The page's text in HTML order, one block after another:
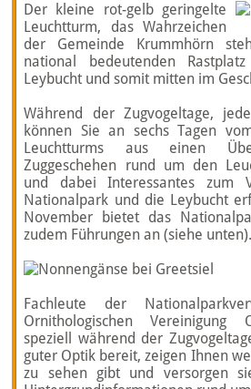
Der kleine rot-­gelb gerin­gelte
Leucht­turm, das Wahr­zeich­en
der Gemeinde Krumm­hörn
national bedeu­tenden
Leybucht und somit mitten im
Während der Zugvogeltage,
können Sie an sechs Tagen
Leuchtturms aus einen
Zuggeschehen rund um den
und dabei Interessantes zum
Nationalpark und die Leybucht
November bietet das
zudem Führungen an (siehe unten).
Fachleute der
Ornithologischen Vereinigung
speziell während der
guter Optik bereit, zeigen Ihnen
zu sehen gibt und versorgen